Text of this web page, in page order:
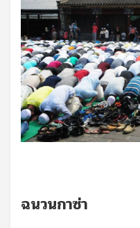
ฉนวนกาซ่า